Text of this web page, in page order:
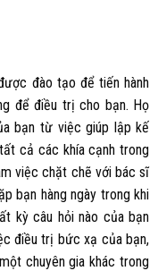
đào tạo để tiến hành
để điều trị cho bạn. Họ
bạn từ việc giúp lập kế
cả các khía cạnh trong
việc chặt chẽ với bác sĩ
bạn hàng ngày trong khi
kỳ câu hỏi nào của bạn
điều trị bức xạ của bạn,
chuyên gia khác trong